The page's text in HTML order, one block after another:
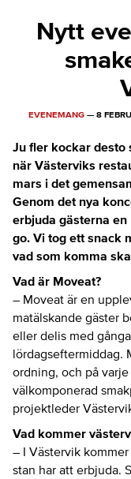
Nytt
EVENEMANG — 8
Ju fler kockar desto
när Västerviks
mars i det
Genom det nya
erbjuda gästerna
go. Vi tog ett snack
vad som komma
Vad är Moveat?
– Moveat är en
matälskande gäster
eller delis med
lördagseftermiddag.
ordning, och på
välkomponerad
projektleder
Vad kommer
– I Västervik
stan har att erbjuda.